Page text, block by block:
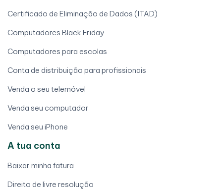
Certificado de Eliminação de Dados (ITAD)
Computadores Black Friday
Computadores para escolas
Conta de distribuição para profissionais
Venda o seu telemóvel
Venda seu computador
Venda seu iPhone
A tua conta
Baixar minha fatura
Direito de livre resolução